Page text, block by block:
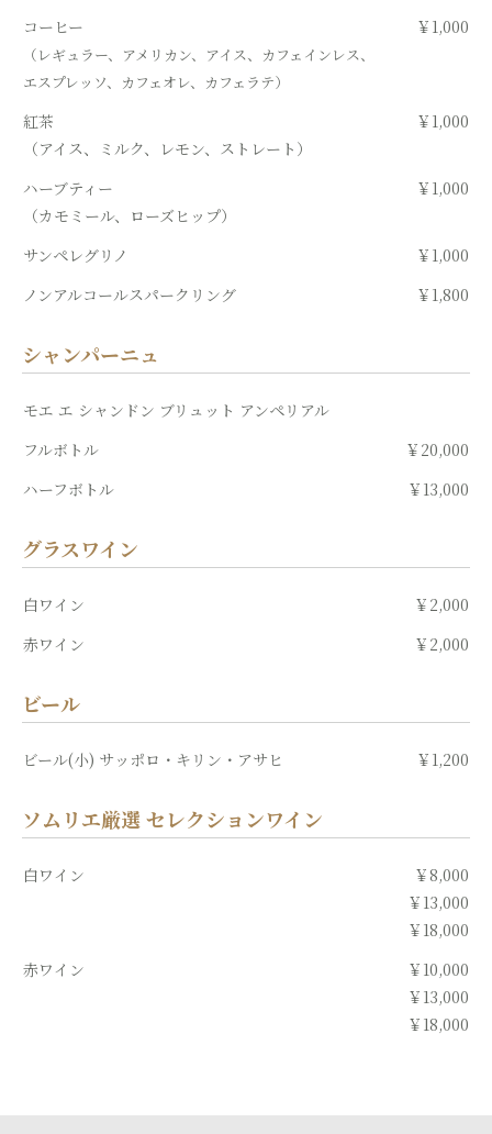
コーヒー
（レギュラー、アメリカン、アイス、カフェインレス、
エスプレッソ、カフェオレ、カフェラテ）
￥1,000
紅茶
（アイス、ミルク、レモン、ストレート）
￥1,000
ハーブティー
（カモミール、ローズヒップ）
￥1,000
サンペレグリノ
￥1,000
ノンアルコールスパークリング
￥1,800
シャンパーニュ
モエ エ シャンドン ブリュット アンペリアル
フルボトル
￥20,000
ハーフボトル
￥13,000
グラスワイン
白ワイン
￥2,000
赤ワイン
￥2,000
ビール
ビール(小) サッポロ・キリン・アサヒ ￥1,200
ソムリエ厳選 セレクションワイン
白ワイン
￥8,000
￥13,000
￥18,000
赤ワイン
￥10,000
￥13,000
￥18,000